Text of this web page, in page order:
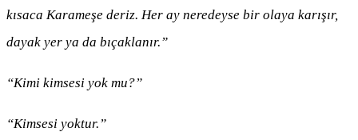
kısaca Karameşe deriz. Her ay neredeyse bir olaya karışır,
dayak yer ya da bıçaklanır.”
“Kimi kimsesi yok mu?”
“Kimsesi yoktur.”